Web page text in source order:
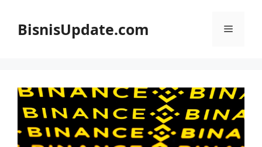
BisnisUpdate.com Menu